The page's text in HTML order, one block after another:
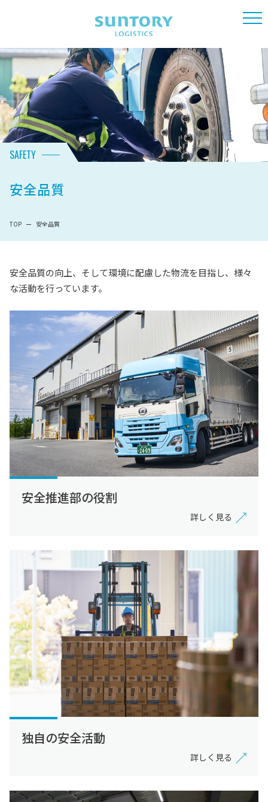
SAFETY
安全品質
TOP 安全品質
安全品質の向上、そして環境に配慮した物流を目指し、様々
な活動を行っています。
安全推進部の役割
詳しく見る
独自の安全活動
詳しく見る